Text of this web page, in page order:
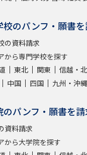
校のパンフ・願書
の資料請求
ら専門学校を探す
東北 関東 信越・
中国 四国 九州・沖縄
のパンフ・願書を請
資料請求
から大学院を探す